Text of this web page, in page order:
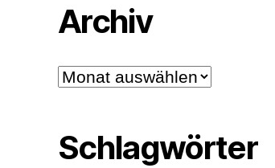
Archiv
Archiv
Schlagwörter